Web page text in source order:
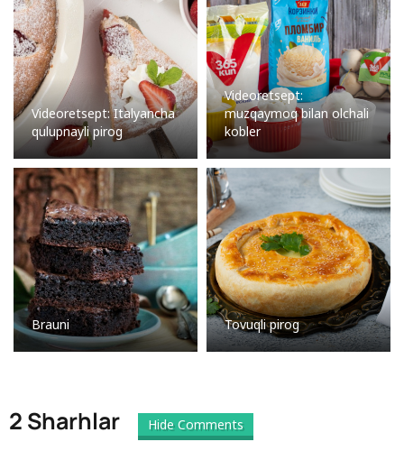
Videoretsept: Italyancha
qulupnayli pirog
Videoretsept:
muzqaymoq bilan olchali
kobler
Brauni Tovuqli pirog
2 Sharhlar Hide Comments